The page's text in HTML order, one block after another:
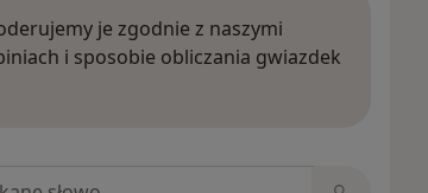
je zgodnie z naszymi
i sposobie obliczania gwiazdek